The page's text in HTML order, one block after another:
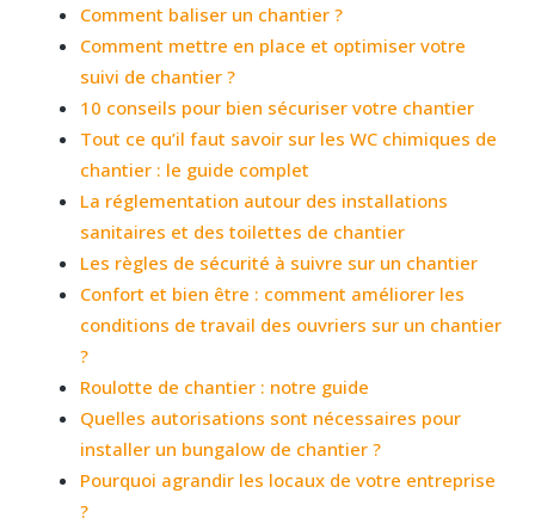
Comment baliser un chantier ?
Comment mettre en place et optimiser votre
suivi de chantier ?
10 conseils pour bien sécuriser votre chantier
Tout ce qu’il faut savoir sur les WC chimiques de
chantier : le guide complet
La réglementation autour des installations
sanitaires et des toilettes de chantier
Les règles de sécurité à suivre sur un chantier
Confort et bien être : comment améliorer les
conditions de travail des ouvriers sur un chantier
?
Roulotte de chantier : notre guide
Quelles autorisations sont nécessaires pour
installer un bungalow de chantier ?
Pourquoi agrandir les locaux de votre entreprise
?